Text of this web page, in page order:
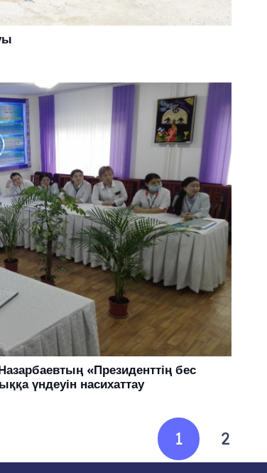
«Президенттің бес
үндеуін насихаттау
1 2